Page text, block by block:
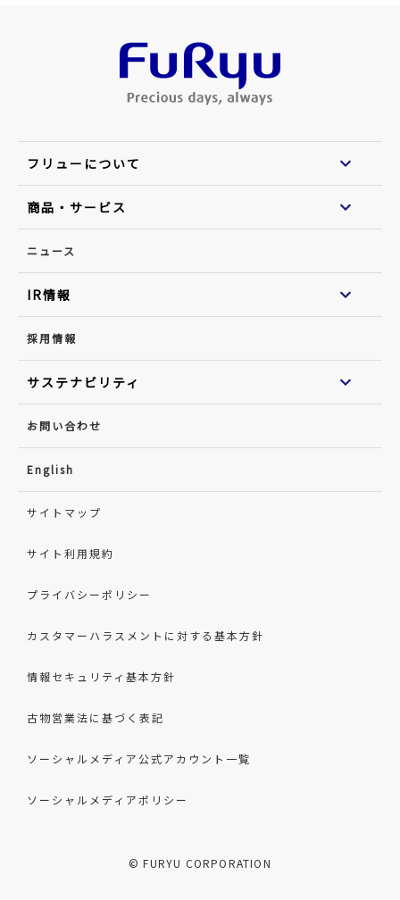
フリューについて
商品・サービス
ニュース
IR情報
採用情報
サステナビリティ
お問い合わせ
English
サイトマップ
サイト利用規約
プライバシーポリシー
カスタマーハラスメントに対する基本方針
情報セキュリティ基本方針
古物営業法に基づく表記
ソーシャルメディア公式アカウント一覧
ソーシャルメディアポリシー
© FURYU CORPORATION